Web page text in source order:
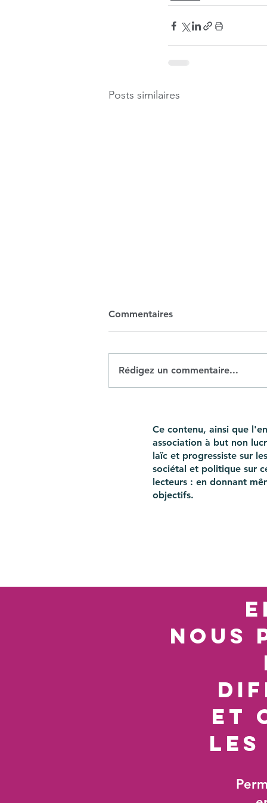
Posts similaires
attend, plus les chances
diminuent
Commentaires
Rédigez un commentaire...
Ce contenu, ainsi que
association à but non
laïc et progressiste sur
sociétal et politique sur
lecteurs : en donnant
objectifs.
nous
et
les